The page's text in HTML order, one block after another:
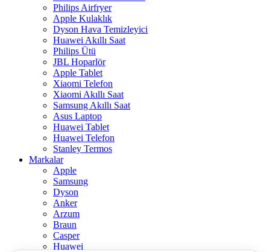
Philips Airfryer
Apple Kulaklık
Dyson Hava Temizleyici
Huawei Akıllı Saat
Philips Ütü
JBL Hoparlör
Apple Tablet
Xiaomi Telefon
Xiaomi Akıllı Saat
Samsung Akıllı Saat
Asus Laptop
Huawei Tablet
Huawei Telefon
Stanley Termos
Markalar
Apple
Samsung
Dyson
Anker
Arzum
Braun
Casper
Huawei